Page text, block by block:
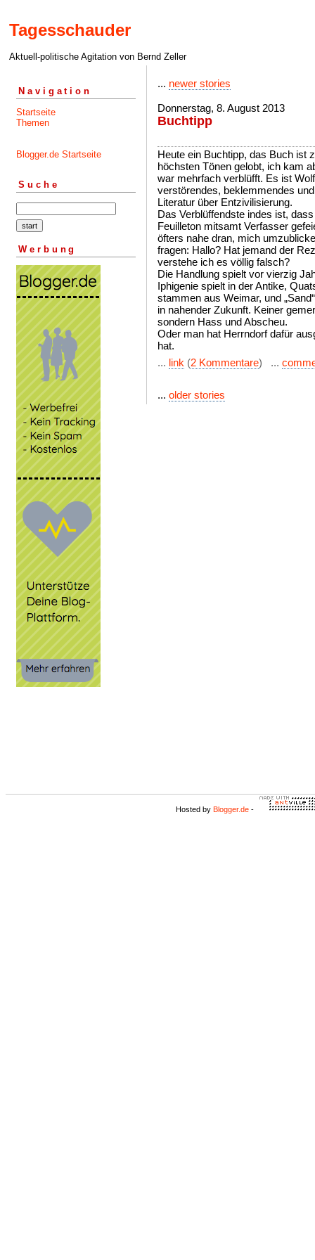
Tagesschauder
Aktuell-politische Agitation von Bernd Zeller
Navigation
Startseite
Themen
Blogger.de Startseite
Suche
Werbung
... newer stories
Donnerstag, 8. August 2013
Buchtipp
Heute ein Buchtipp, das Buch ist
höchsten Tönen gelobt, ich kam
war mehrfach verblüfft. Es ist
verstörendes, beklemmendes
Literatur über Entzivilisierung.
Das Verblüffendste indes ist,
Feuilleton mitsamt Verfasser
öfters nahe dran, mich
fragen: Hallo? Hat jemand der
verstehe ich es völlig falsch?
Die Handlung spielt vor vierzig
Iphigenie spielt in der Antike,
stammen aus Weimar, und
in nahender Zukunft. Keiner
sondern Hass und Abscheu.
Oder man hat Herrndorf dafür
hat.
... link (2 Kommentare) ...
... older stories
Hosted by Blogger.de -